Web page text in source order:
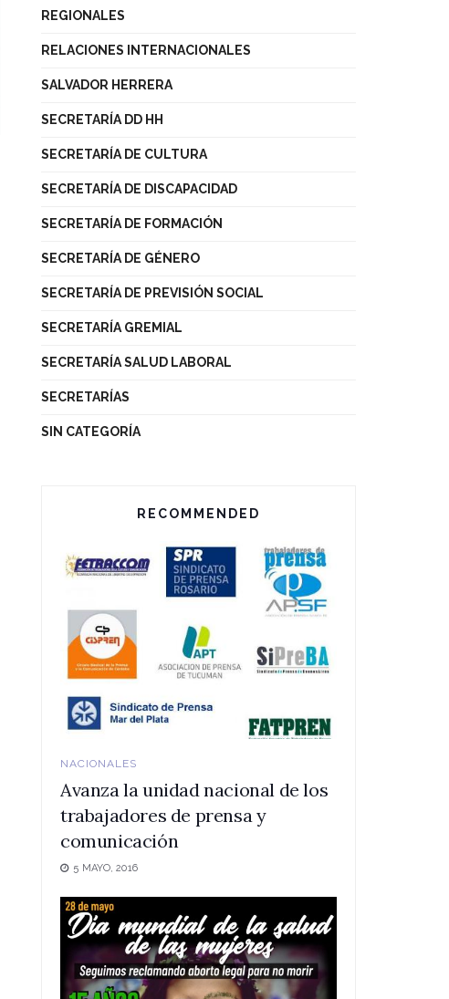
REGIONALES
RELACIONES INTERNACIONALES
SALVADOR HERRERA
SECRETARÍA DD HH
SECRETARÍA DE CULTURA
SECRETARÍA DE DISCAPACIDAD
SECRETARÍA DE FORMACIÓN
SECRETARÍA DE GÉNERO
SECRETARÍA DE PREVISIÓN SOCIAL
SECRETARÍA GREMIAL
SECRETARÍA SALUD LABORAL
SECRETARÍAS
SIN CATEGORÍA
RECOMMENDED
NACIONALES
Avanza la unidad nacional de los
trabajadores de prensa y
comunicación
5 MAYO, 2016